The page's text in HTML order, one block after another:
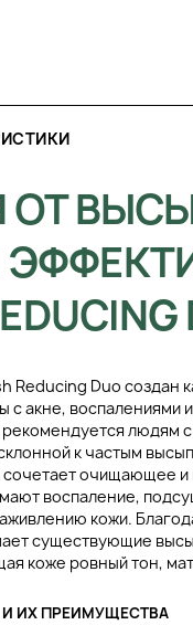
ОТ
Reducing Duo создан
с акне, воспалениями
людям
к частым
сочетает очищающее
воспаление,
кожи.
существующие
коже ровный тон,
ИХ ПРЕИМУЩЕСТВА